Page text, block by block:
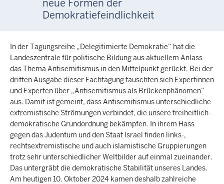
neue Formen der
Demokratiefeindlichkeit
In der Tagungsreihe „Delegitimierte Demokratie“ hat die
Landeszentrale für politische Bildung aus aktuellem Anlass
das Thema Antisemitismus in den Mittelpunkt gerückt. Bei der
dritten Ausgabe dieser Fachtagung tauschten sich Expertinnen
und Experten über „Antisemitismus als Brückenphänomen“
aus. Damit ist gemeint, dass Antisemitismus unterschiedliche
extremistische Strömungen verbindet, die unsere freiheitlich-
demokratische Grundordnung bekämpfen. In ihrem Hass
gegen das Judentum und den Staat Israel finden links-,
rechtsextremistische und auch islamistische Gruppierungen
trotz sehr unterschiedlicher Weltbilder auf einmal zueinander.
Das untergräbt die demokratische Stabilität unseres Landes.
Am heutigen 10. Oktober 2024 kamen deshalb zahlreiche